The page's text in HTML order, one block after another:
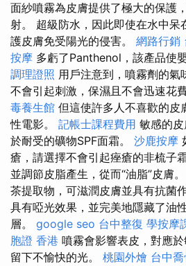
面紗噴霧為皮膚提供了極大的保護
射。 超級防水，因此即使在水中呆
護皮膚免受陽光的侵害。 網路行銷
按摩 多虧了Panthenol，該產品使
調理證照 用戶注意到，噴霧劑的氣
不會引起刺激，保濕且不會迅速花
毒養生館 但這使許多人不喜歡的皮
性電影。 記帳士課程費用 敏感的
於耐受的礦物SPF面霜。 沙鹿按摩
瘡，請選擇不會引起痤瘡的非梳子
並調節皮脂產生，從而“油脂”皮膚。
茶提取物，可滋潤皮膚並具有抗菌
具有啞光效果，並完美地隱藏了油
層。 google seo 台中整復 學按摩
胞證 香港 噴霧會影響表皮，對應
留下不愉快的光。 桃園外燴 台中